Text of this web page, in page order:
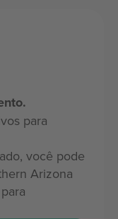
para
você pode
Arizona